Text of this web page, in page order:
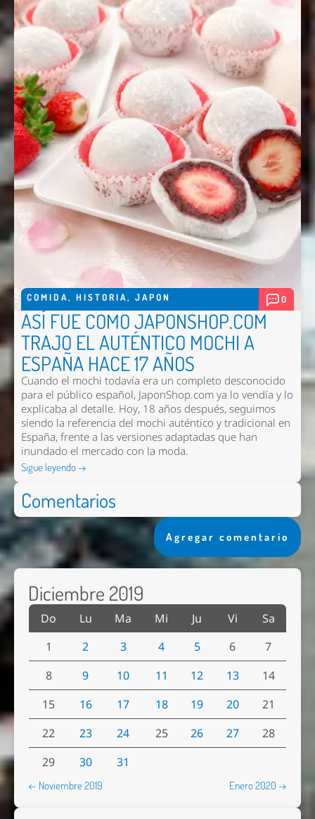
COMIDA, HISTORIA, JAPON 0
ASÍ FUE COMO JAPONSHOP.COM
TRAJO EL AUTÉNTICO MOCHI A
ESPAÑA HACE 17 AÑOS
Cuando el mochi todavía era un completo desconocido
para el público español, JaponShop.com ya lo vendía y lo
explicaba al detalle. Hoy, 18 años después, seguimos
siendo la referencia del mochi auténtico y tradicional en
España, frente a las versiones adaptadas que han
inundado el mercado con la moda.
Sigue leyendo →
Comentarios
Agregar comentario
Diciembre 2019
Do Lu Ma Mi Ju Vi
Sa
1
2 3 4 5 6
7
8
9 10 11 12 13
14
15
16 17 18 19 20
21
22
23 24 25 26 27
28
29
30 31
← Noviembre 2019 Enero 2020 →